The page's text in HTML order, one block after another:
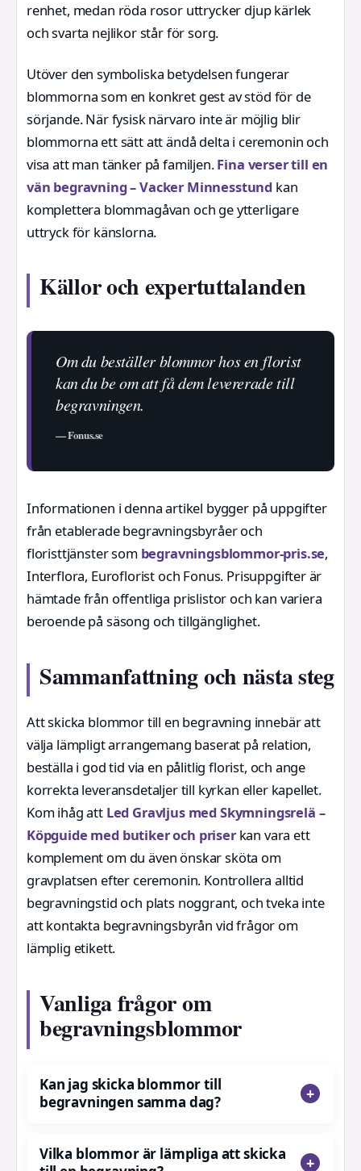
renhet, medan röda rosor uttrycker djup kärlek
och svarta nejlikor står för sorg.
Utöver den symboliska betydelsen fungerar
blommorna som en konkret gest av stöd för de
sörjande. När fysisk närvaro inte är möjlig blir
blommorna ett sätt att ändå delta i ceremonin och
visa att man tänker på familjen.Fina verser till en
vän begravning – Vacker Minnesstund kan
komplettera blommagåvan och ge ytterligare
uttryck för känslorna.
Källor och expertuttalanden
Om du beställer blommor hos en florist
kan du be om att få dem levererade till
begravningen.
— Fonus.se
Informationen i denna artikel bygger på uppgifter
från etablerade begravningsbyråer och
floristtjänster som begravningsblommor-pris.se,
Interflora, Euroflorist och Fonus. Prisuppgifter är
hämtade från offentliga prislistor och kan variera
beroende på säsong och tillgänglighet.
Sammanfattning och nästa steg
Att skicka blommor till en begravning innebär att
välja lämpligt arrangemang baserat på relation,
beställa i god tid via en pålitlig florist, och ange
korrekta leveransdetaljer till kyrkan eller kapellet.
Kom ihåg att Led Gravljus med Skymningsrelä –
Köpguide med butiker och priserkan vara ett
komplement om du även önskar sköta om
gravplatsen efter ceremonin. Kontrollera alltid
begravningstid och plats noggrant, och tveka inte
att kontakta begravningsbyrån vid frågor om
lämplig etikett.
Vanliga frågor om
begravningsblommor
Kan jag skicka blommor till
begravningen samma dag?
Vilka blommor är lämpliga att skicka